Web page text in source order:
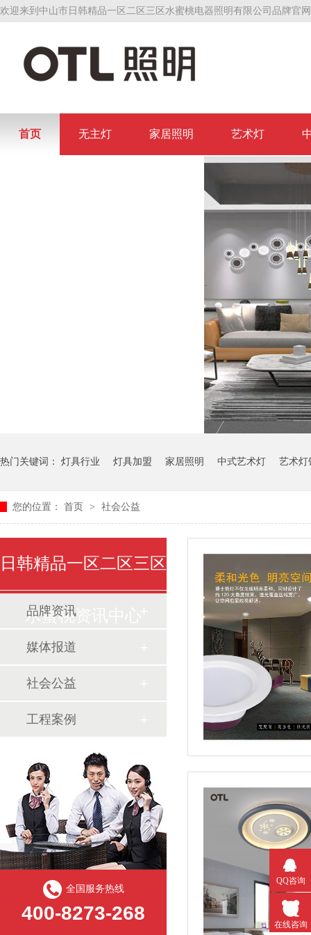
欢迎来到中山市日韩精品一区二区三区水蜜桃电器照明有限公司品牌官
首页 无主灯 家居照明 艺术灯
热门关键词： 灯具行业 灯具加盟 家居照明 中式艺术灯 艺术灯
您的位置： 首页 > 社会公益
日韩精品一区二区三区
水蜜桃资讯中心
品牌资讯
媒体报道
社会公益
工程案例
全国服务热线
400-8273-268
QQ咨询
在线咨询